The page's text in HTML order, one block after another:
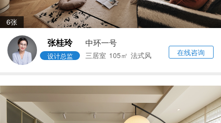
6张
张桂玲
设计总监
中环一号
三居室 105㎡ 法式风 在线咨询